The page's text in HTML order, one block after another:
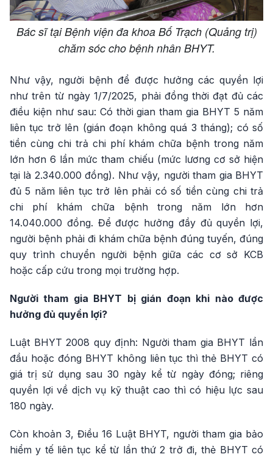
Bác sĩ tại Bệnh viện đa khoa Bố Trạch (Quảng trị)
chăm sóc cho bệnh nhân BHYT.
Như vậy, người bệnh để được hưởng các quyền lợi
như trên từ ngày 1/7/2025, phải đồng thời đạt đủ các
điều kiện như sau: Có thời gian tham gia BHYT 5 năm
liên tục trở lên (gián đoạn không quá 3 tháng); có số
tiền cùng chi trả chi phí khám chữa bệnh trong năm
lớn hơn 6 lần mức tham chiếu (mức lương cơ sở hiện
tại là 2.340.000 đồng). Như vậy, người tham gia BHYT
đủ 5 năm liên tục trở lên phải có số tiền cùng chi trả
chi phí khám chữa bệnh trong năm lớn hơn
14.040.000 đồng. Để được hưởng đầy đủ quyền lợi,
người bệnh phải đi khám chữa bệnh đúng tuyến, đúng
quy trình chuyển người bệnh giữa các cơ sở KCB
hoặc cấp cứu trong mọi trường hợp.
Người tham gia BHYT bị gián đoạn khi nào được
hưởng đủ quyền lợi?
Luật BHYT 2008 quy định: Người tham gia BHYT lần
đầu hoặc đóng BHYT không liên tục thì thẻ BHYT có
giá trị sử dụng sau 30 ngày kể từ ngày đóng; riêng
quyền lợi về dịch vụ kỹ thuật cao thì có hiệu lực sau
180 ngày.
Còn khoản 3, Điều 16 Luật BHYT, người tham gia bảo
hiểm y tế liên tục kể từ lần thứ 2 trở đi, thẻ BHYT có